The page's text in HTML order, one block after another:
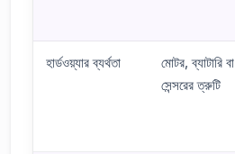
হার্ডওয়্যার ব্যর্থতা
মোটর, ব্যাটারি বা
সেন্সরের ত্রুটি